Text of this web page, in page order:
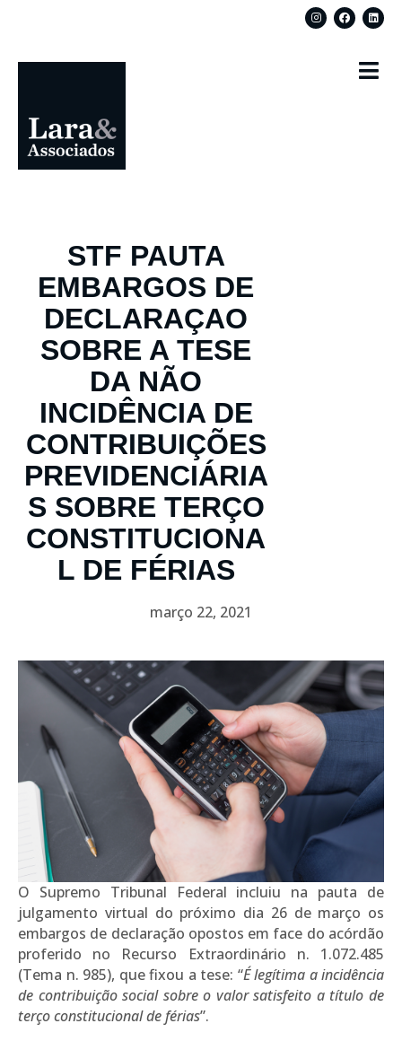
STF PAUTA
EMBARGOS DE
DECLARAÇAO
SOBRE A TESE
DA NÃO
INCIDÊNCIA DE
CONTRIBUIÇÕES
PREVIDENCIÁRIA
S SOBRE TERÇO
CONSTITUCIONA
L DE FÉRIAS
março 22, 2021
O Supremo Tribunal Federal incluiu na pauta de
julgamento virtual do próximo dia 26 de março os
embargos de declaração opostos em face do acórdão
proferido no Recurso Extraordinário n. 1.072.485
(Tema n. 985), que fixou a tese: “É legítima a incidência
de contribuição social sobre o valor satisfeito a título de
terço constitucional de férias”.